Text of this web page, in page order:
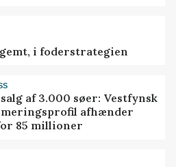
i foderstrategien
af 3.000 søer: Vestfynsk
afhænder
85 millioner